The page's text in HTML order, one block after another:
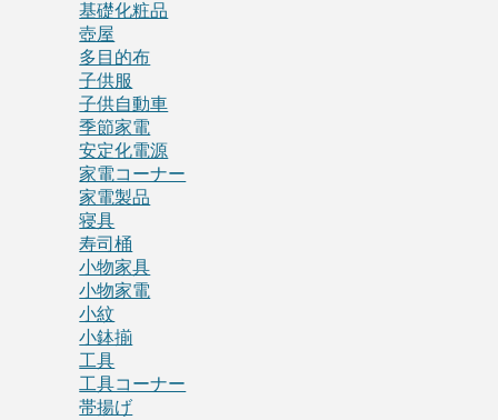
基礎化粧品
壺屋
多目的布
子供服
子供自動車
季節家電
安定化電源
家電コーナー
家電製品
寝具
寿司桶
小物家具
小物家電
小紋
小鉢揃
工具
工具コーナー
帯揚げ